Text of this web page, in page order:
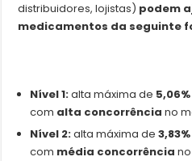
distribuidores, lojistas) podem
medicamentos da seguinte
Nível 1:alta máxima de
com alta concorrência no
Nível 2:alta máxima de 3,83%
com média concorrência